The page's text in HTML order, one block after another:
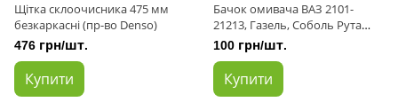
Щітка склоочисника 475 мм
безкаркасні (пр-во Denso)
476 грн/шт.
Купити
Бачок омивача ВАЗ 2101-
21213, Газель, Соболь Рута
Бізнес Next Волга (1 мотор.
2л.) нового зразка без
моторчика (аналог)
100 грн/шт.
Купити